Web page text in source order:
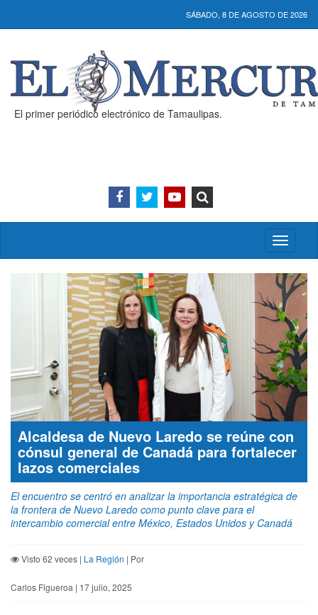
SÁBADO, 8 DE AGOSTO DE 2026
El primer periódico electrónico de Tamaulipas.
Activar/
menú
Alcaldesa de Nuevo Laredo se reúne con
cónsul general de Canadá para fortalecer
lazos comerciales
El encuentro se centró en analizar la importancia estratégica de
la frontera de Nuevo Laredo como punto clave para el
intercambio comercial entre México, Estados Unidos y Canadá
Visto 62 veces | La Región | Por
Carlos Figueroa | 17 julio, 2025